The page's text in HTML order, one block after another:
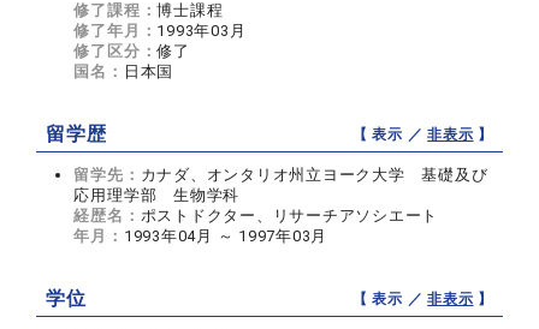
修了課程：博士課程
修了年月： 1993年03月
修了区分：修了
国名： 日本国
留学歴 【 表示 ／非表示 】
留学先： カナダ、オンタリオ州立ヨーク大学 基礎及び
応用理学部 生物学科
経歴名： ポストドクター、リサーチアソシエート
年月： 1993年04月 ～ 1997年03月
学位 【 表示 ／非表示 】